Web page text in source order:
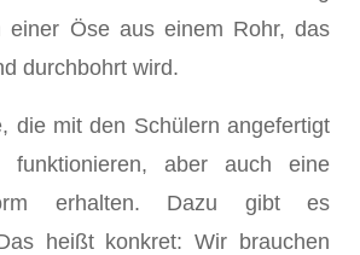
einer Öse aus einem Rohr, das
durchbohrt wird.
die mit den Schülern angefertigt
funktionieren, aber auch eine
erhalten. Dazu gibt es
heißt konkret: Wir brauchen